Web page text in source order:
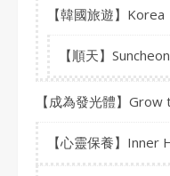
【韓國旅遊】Korea
【順天】Suncheon
【成為發光體】
【心靈保養】Inner